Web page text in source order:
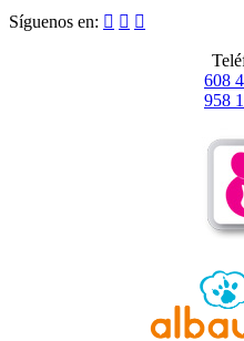
Síguenos en:   
608
958